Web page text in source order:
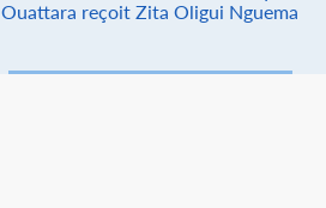
Ouattara reçoit Zita Oligui Nguema